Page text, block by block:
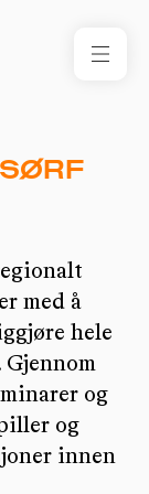
med å
hele
Gjennom
og
og
innen